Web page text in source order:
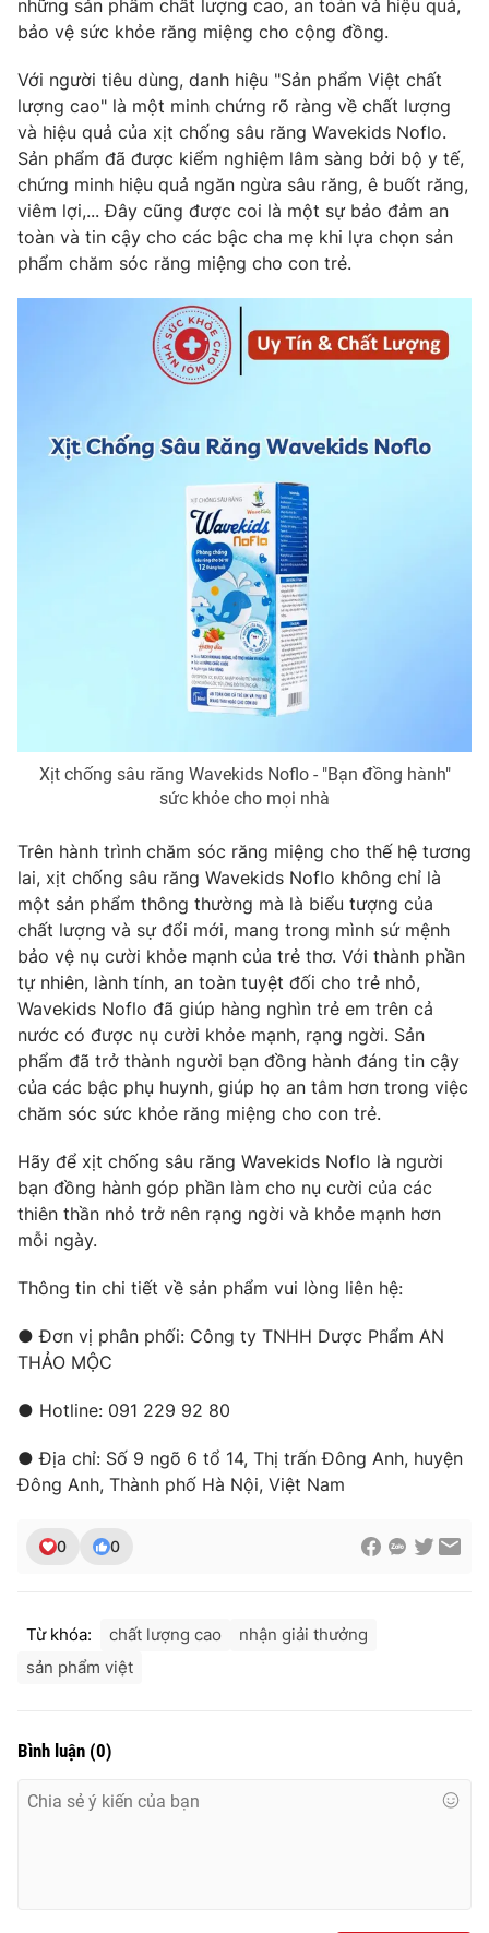
những sản phẩm chất lượng cao, an toàn và hiệu quả,
bảo vệ sức khỏe răng miệng cho cộng đồng.
Với người tiêu dùng, danh hiệu "Sản phẩm Việt chất
lượng cao" là một minh chứng rõ ràng về chất lượng
và hiệu quả của xịt chống sâu răng Wavekids Noflo.
Sản phẩm đã được kiểm nghiệm lâm sàng bởi bộ y tế,
chứng minh hiệu quả ngăn ngừa sâu răng, ê buốt răng,
viêm lợi,... Đây cũng được coi là một sự bảo đảm an
toàn và tin cậy cho các bậc cha mẹ khi lựa chọn sản
phẩm chăm sóc răng miệng cho con trẻ.
Xịt chống sâu răng Wavekids Noflo - "Bạn đồng hành"
sức khỏe cho mọi nhà
Trên hành trình chăm sóc răng miệng cho thế hệ tương
lai, xịt chống sâu răng Wavekids Noflo không chỉ là
một sản phẩm thông thường mà là biểu tượng của
chất lượng và sự đổi mới, mang trong mình sứ mệnh
bảo vệ nụ cười khỏe mạnh của trẻ thơ. Với thành phần
tự nhiên, lành tính, an toàn tuyệt đối cho trẻ nhỏ,
Wavekids Noflo đã giúp hàng nghìn trẻ em trên cả
nước có được nụ cười khỏe mạnh, rạng ngời. Sản
phẩm đã trở thành người bạn đồng hành đáng tin cậy
của các bậc phụ huynh, giúp họ an tâm hơn trong việc
chăm sóc sức khỏe răng miệng cho con trẻ.
Hãy để xịt chống sâu răng Wavekids Noflo là người
bạn đồng hành góp phần làm cho nụ cười của các
thiên thần nhỏ trở nên rạng ngời và khỏe mạnh hơn
mỗi ngày.
Thông tin chi tiết về sản phẩm vui lòng liên hệ:
● Đơn vị phân phối: Công ty TNHH Dược Phẩm AN
THẢO MỘC
● Hotline: 091 229 92 80
● Địa chỉ: Số 9 ngõ 6 tổ 14, Thị trấn Đông Anh, huyện
Đông Anh, Thành phố Hà Nội, Việt Nam
0 0
Từ khóa: chất lượng cao
nhận giải thưởng
sản phẩm việt
Bình luận (0)